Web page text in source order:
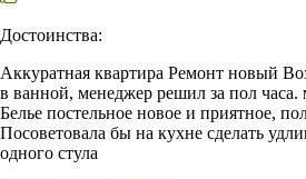
Достоинства:
Аккуратная квартира Ремонт новый
в ванной, менеджер решил за пол
Белье постельное новое и приятное,
Посоветовала бы на кухне сделать
одного стула